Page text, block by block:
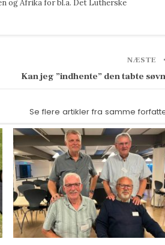
og Afrika for bl.a. Det Lutherske
NÆSTE
Kan jeg ”indhente” den tabte
Se flere artikler fra samme